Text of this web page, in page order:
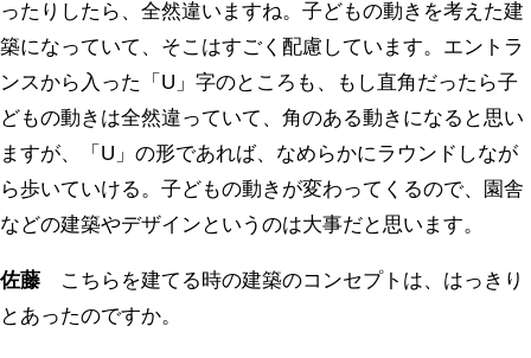
ったりしたら、全然違いますね。子どもの動きを考えた建
築になっていて、そこはすごく配慮しています。エントラ
ンスから入った「U」字のところも、もし直角だったら子
どもの動きは全然違っていて、角のある動きになると思い
ますが、「U」の形であれば、なめらかにラウンドしなが
ら歩いていける。子どもの動きが変わってくるので、園舎
などの建築やデザインというのは大事だと思います。
佐藤 こちらを建てる時の建築のコンセプトは、はっきり
とあったのですか。